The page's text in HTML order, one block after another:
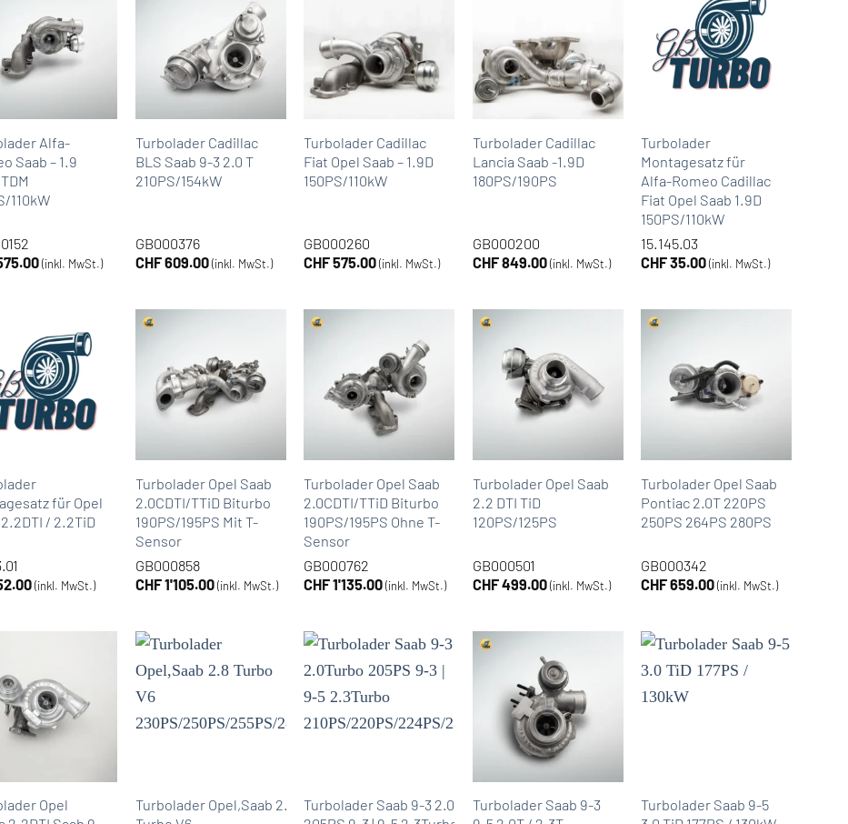
Alfa-
Saab – 1.9
110kW
(inkl. MwSt.)
Turbolader Cadillac
BLS Saab 9-3 2.0 T
210PS/154kW
GB000376
CHF609.00 (inkl. MwSt.)
Turbolader Cadillac
Fiat Opel Saab – 1.9D
150PS/110kW
GB000260
CHF575.00 (inkl. MwSt.)
Turbolader Cadillac
Lancia Saab -1.9D
180PS/190PS
GB000200
CHF849.00 (inkl. MwSt.)
Turbolader
Montagesatz für
Alfa-Romeo Cadillac
Fiat Opel Saab 1.9D
150PS/110kW
15.145.03
CHF35.00 (inkl. MwSt.)
für Opel
/ 2.2TiD
(inkl. MwSt.)
Turbolader Opel Saab
2.0CDTI/TTiD Biturbo
190PS/195PS Mit T-
Sensor
GB000858
CHF1'105.00 (inkl. MwSt.)
Turbolader Opel Saab
2.0CDTI/TTiD Biturbo
190PS/195PS Ohne T-
Sensor
GB000762
CHF1'135.00 (inkl. MwSt.)
Turbolader Opel Saab
2.2 DTI TiD
120PS/125PS
GB000501
CHF499.00 (inkl. MwSt.)
Turbolader Opel Saab
Pontiac 2.0T 220PS
250PS 264PS 280PS
GB000342
CHF659.00 (inkl. MwSt.)
Opel
Turbolader Opel,Saab 2.8
Turbolader Saab 9-3 2.0TurboTurbolader Saab 9-3
Turbolader Saab 9-5